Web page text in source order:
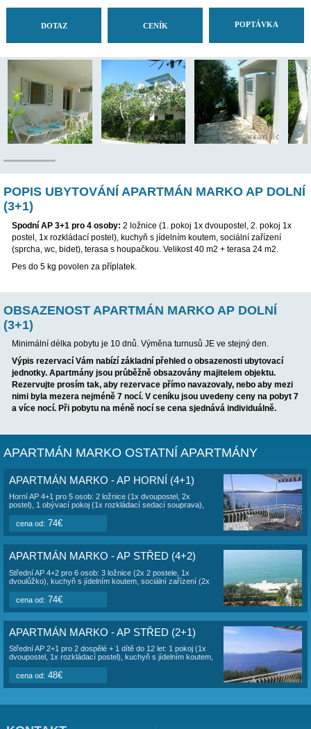
Max. obsazení: 4 osoby
Poloha: přízemí
POPIS UBYTOVÁNÍ APARTMÁN MARKO
(3+1)
Spodní AP 3+1 pro 4 osoby :2 ložnice (1. pokoj 1x dvoupostel,
postel, 1x rozkládací postel), kuchyň s jídelním koutem, sociální
Pes do 5 kg povolen za příplatek.
OBSAZENOST APARTMÁN MARKO AP
(3+1)
Minimální délka pobytu je 10 dnů. Výměna turnusů JE ve stejný
Výpis rezervací Vám nabízí základní přehled o obsazenosti
jednotky. Apartmány jsou průběžně obsazovány majitelem
Rezervujte prosím tak, aby rezervace přímo navazovaly,
nimi byla mezera nejméně 7 nocí. V ceníku jsou uvedeny
a více nocí. Při pobytu na méně nocí se cena sjednává
APARTMÁN MARKO OSTATNÍ